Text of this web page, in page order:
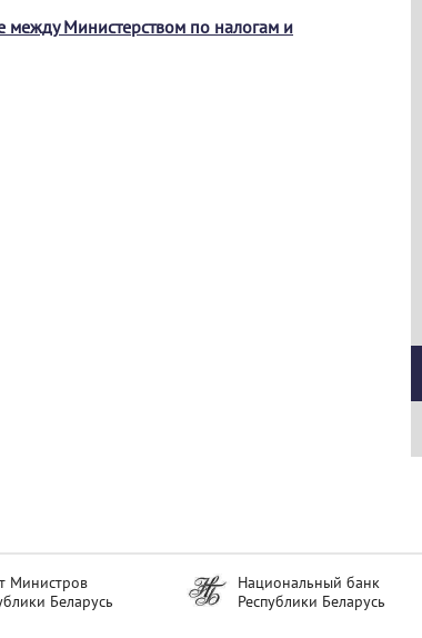
между Министерством по налогам и
Министров
Беларусь
Национальный банк
Республики Беларусь